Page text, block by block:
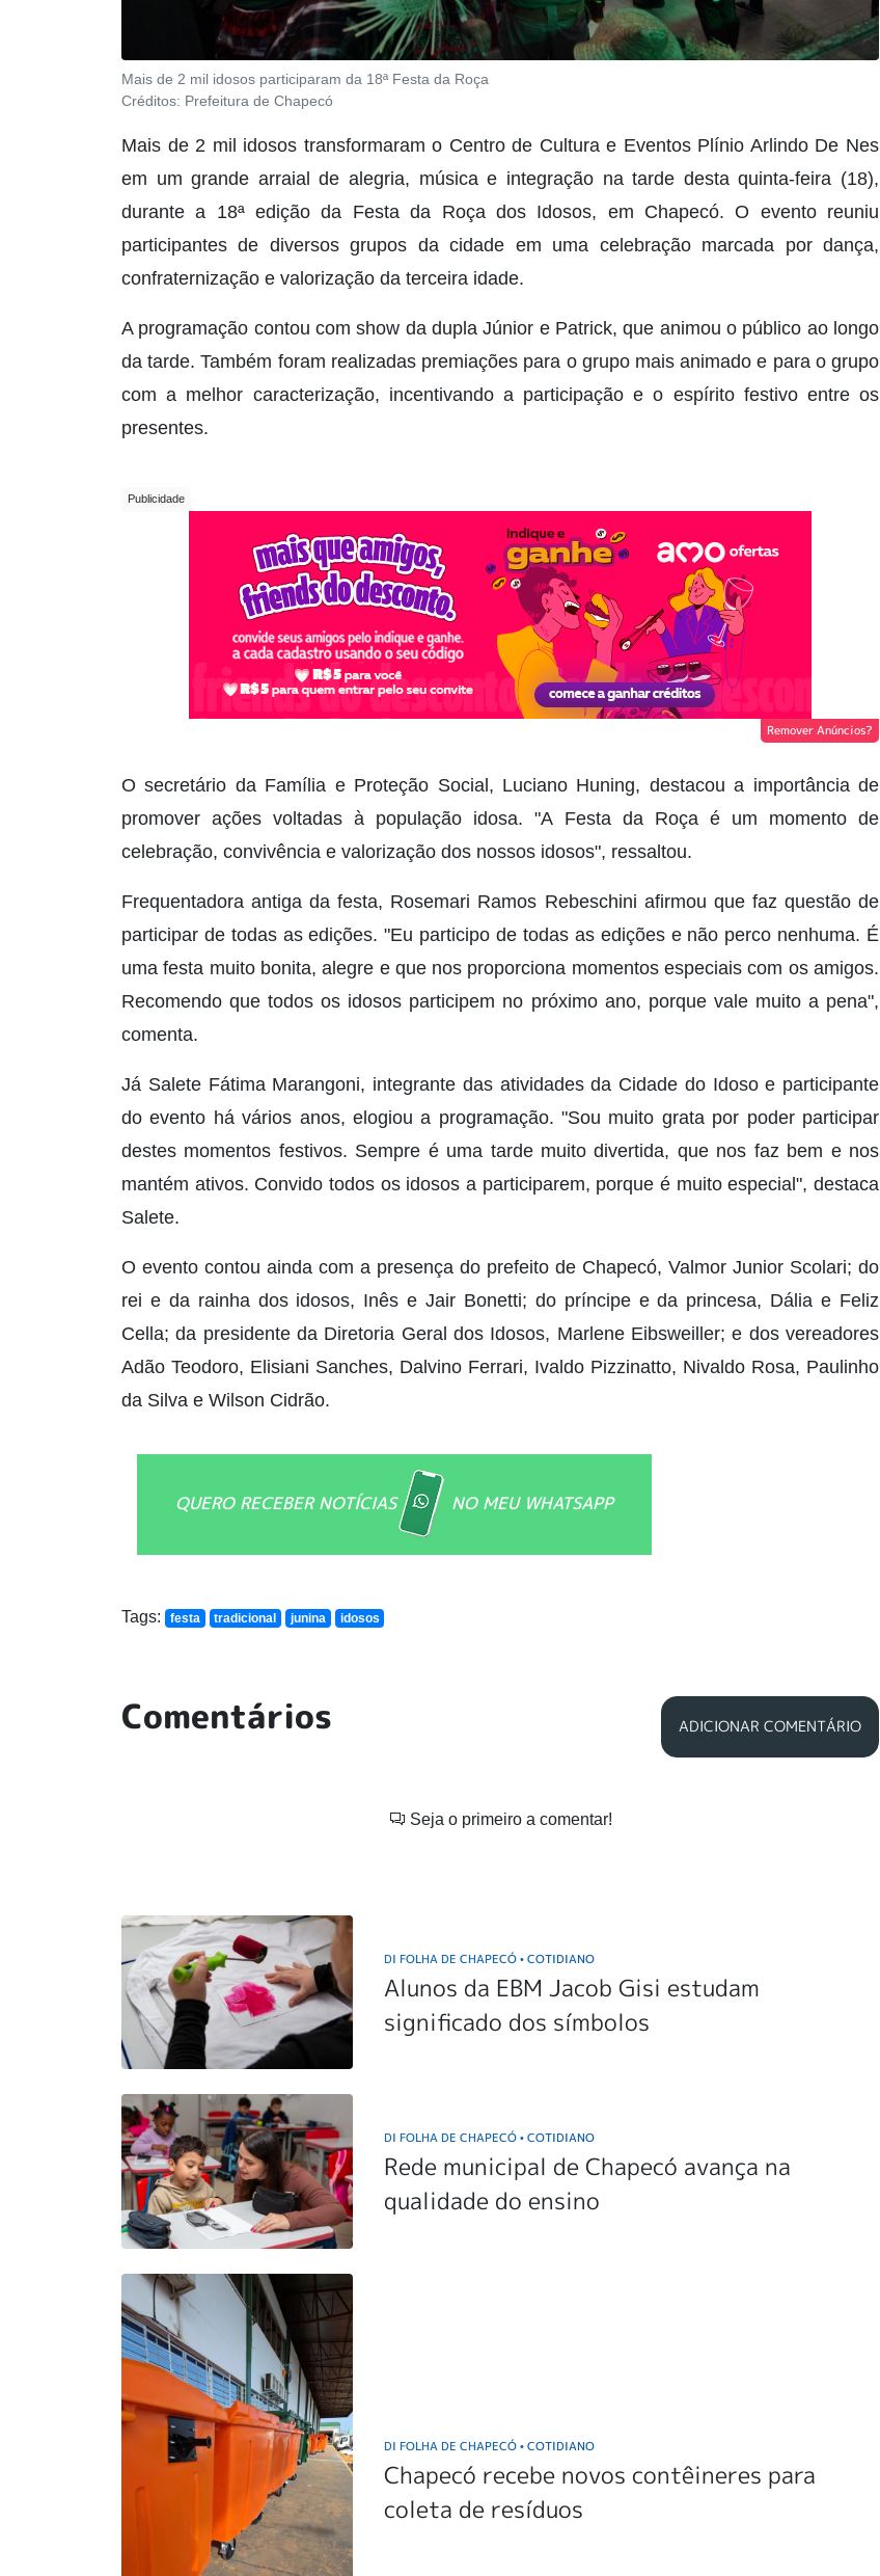
Mais de 2 mil idosos participaram da 18ª Festa da Roça
Créditos: Prefeitura de Chapecó
Mais de 2 mil idosos transformaram o Centro de Cultura e Eventos Plínio Arlindo De Nes
em um grande arraial de alegria, música e integração na tarde desta quinta-feira (18),
durante a 18ª edição da Festa da Roça dos Idosos, em Chapecó. O evento reuniu
participantes de diversos grupos da cidade em uma celebração marcada por dança,
confraternização e valorização da terceira idade.
A programação contou com show da dupla Júnior e Patrick, que animou o público ao longo
da tarde. Também foram realizadas premiações para o grupo mais animado e para o grupo
com a melhor caracterização, incentivando a participação e o espírito festivo entre os
presentes.
Remover Anúncios?
O secretário da Família e Proteção Social, Luciano Huning, destacou a importância de
promover ações voltadas à população idosa. "A Festa da Roça é um momento de
celebração, convivência e valorização dos nossos idosos", ressaltou.
Frequentadora antiga da festa, Rosemari Ramos Rebeschini afirmou que faz questão de
participar de todas as edições. "Eu participo de todas as edições e não perco nenhuma. É
uma festa muito bonita, alegre e que nos proporciona momentos especiais com os amigos.
Recomendo que todos os idosos participem no próximo ano, porque vale muito a pena",
comenta.
Já Salete Fátima Marangoni, integrante das atividades da Cidade do Idoso e participante
do evento há vários anos, elogiou a programação. "Sou muito grata por poder participar
destes momentos festivos. Sempre é uma tarde muito divertida, que nos faz bem e nos
mantém ativos. Convido todos os idosos a participarem, porque é muito especial", destaca
Salete.
O evento contou ainda com a presença do prefeito de Chapecó, Valmor Junior Scolari; do
rei e da rainha dos idosos, Inês e Jair Bonetti; do príncipe e da princesa, Dália e Feliz
Cella; da presidente da Diretoria Geral dos Idosos, Marlene Eibsweiller; e dos vereadores
Adão Teodoro, Elisiani Sanches, Dalvino Ferrari, Ivaldo Pizzinatto, Nivaldo Rosa, Paulinho
da Silva e Wilson Cidrão.
QUERO RECEBER NOTÍCIAS NO MEU WHATSAPP
Tags: festa tradicional junina idosos
Comentários ADICIONAR COMENTÁRIO
Seja o primeiro a comentar!
DI FOLHA DE CHAPECÓ• COTIDIANO
Alunos da EBM Jacob Gisi estudam
significado dos símbolos
DI FOLHA DE CHAPECÓ• COTIDIANO
Rede municipal de Chapecó avança na
qualidade do ensino
DI FOLHA DE CHAPECÓ• COTIDIANO
Chapecó recebe novos contêineres para
coleta de resíduos